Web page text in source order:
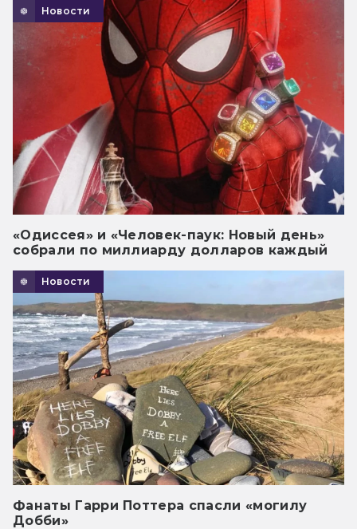
Новости
«Одиссея» и «Человек-паук: Новый день»
собрали по миллиарду долларов каждый
Новости
Фанаты Гарри Поттера спасли «могилу
Добби»